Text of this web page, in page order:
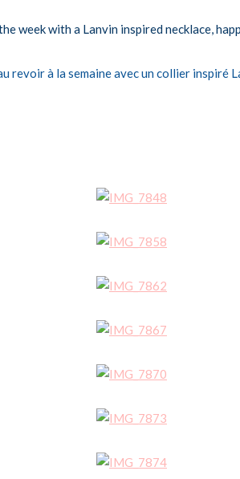
week with a Lanvin inspired necklace,
revoir à la semaine avec un collier inspiré